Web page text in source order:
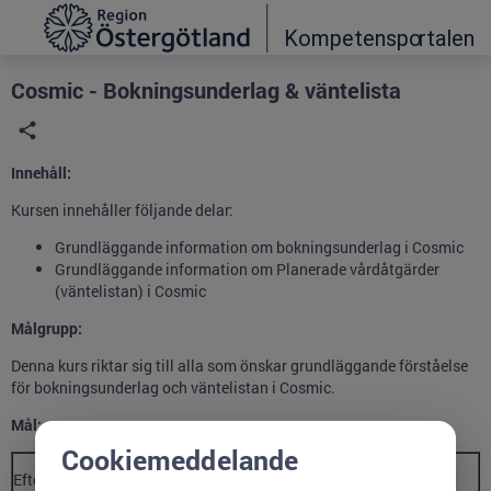
Grade
Portal
Cosmic - Bokningsunderlag & väntelista
Innehåll:
Kursen innehåller följande delar:
Grundläggande information om bokningsunderlag i Cosmic
Grundläggande information om Planerade vårdåtgärder
(väntelistan) i Cosmic
Målgrupp:
Denna kurs riktar sig till alla som önskar grundläggande förståelse
för bokningsunderlag och väntelistan i Cosmic.
Mål:
Efter genomförd utbildning är förhoppningen att du:
Cookiemeddelande